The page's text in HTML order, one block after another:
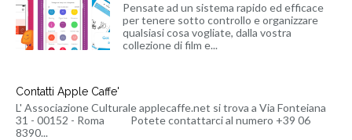
Pensate ad un sistema rapido ed efficace
per tenere sotto controllo e organizzare
qualsiasi cosa vogliate, dalla vostra
collezione di film e...
Contatti Apple Caffe'
L' Associazione Culturale applecaffe.net si trova a Via Fonteiana
31 - 00152 - Roma Potete contattarci al numero +39 06
8390...